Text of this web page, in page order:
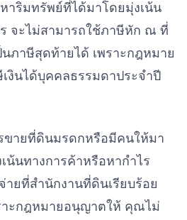
าริมทรัพย์ที่ได้มาโดยมุ่งเน้น
จะไม่สามารถใช้ภาษีหัก ณ ที่
ภาษีสุดท้ายได้ เพราะกฎหมาย
งินได้บุคคลธรรมดาประจำปี
ายที่ดินมรดกหรือมีคนให้มา
น้นทางการค้าหรือหากำไร
ยที่สำนักงานที่ดินเรียบร้อย
าะกฎหมายอนุญาตให้ คุณไม่